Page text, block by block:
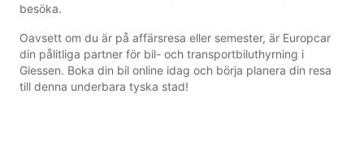
besöka.
Oavsett om du är på affärsresa eller semester, är Europcar
din pålitliga partner för bil- och transportbiluthyrning i
Giessen. Boka din bil online idag och börja planera din resa
till denna underbara tyska stad!